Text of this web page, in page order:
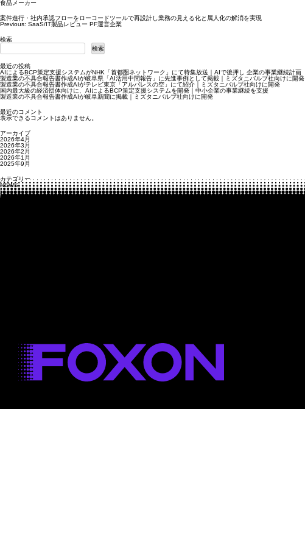
食品メーカー
案件進行・社内承認フローをローコードツールで再設計し業務の見える化と属人化の解消を実現
投
ナ
ビ
ー
ョ
ン
Previous: SaaS/IT製品レビュー PF運営企業
検索
検索
最近の投稿
AIによるBCP策定支援システムがNHK「首都圏ネットワーク」にて特集放送｜AIで後押し 企業の事業継続計画
製造業の不具合報告書作成AIが岐阜県「AI活用中間報告」に先進事例として掲載｜ミズタニバルブ社向けに開発
製造業の不具合報告書作成AIがテレビ東京「アルバレスの空」にて紹介｜ミズタニバルブ社向けに開発
国内最大級の経済団体向けに、AIによるBCP策定支援システムを開発｜中小企業の事業継続を支援
製造業の不具合報告書作成AIが岐阜新聞に掲載｜ミズタニバルブ社向けに開発
最近のコメント
表示できるコメントはありません。
アーカイブ
2026年4月
2026年3月
2026年2月
2026年1月
2025年9月
カテゴリー
NEWS